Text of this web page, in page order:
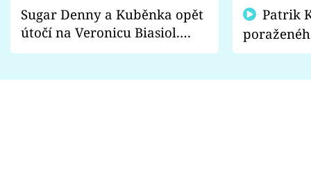
Sugar Denny a Kuběnka opět
útočí na Veronicu Biasiol.
Proč je podle nich falešná a
fanoušci